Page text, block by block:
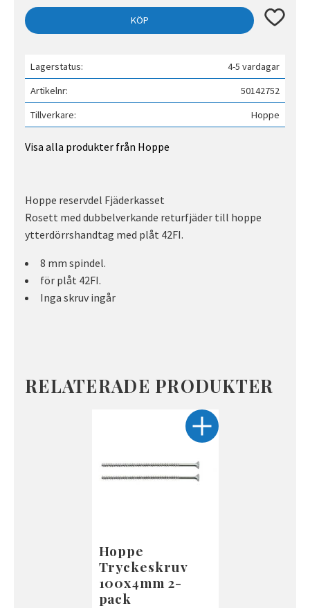
KÖP Lägg till
Lagerstatus
4-5 vardagar
Artikelnr
50142752
Tillverkare
Hoppe
Visa alla produkter från Hoppe
Hoppe reservdel Fjäderkasset
Rosett med dubbelverkande returfjäder till hoppe
ytterdörrshandtag med plåt 42FI.
8 mm spindel.
för plåt 42FI.
Inga skruv ingår
RELATERADE PRODUKTER
Hoppe
Tryckeskruv
100x4mm 2-
pack